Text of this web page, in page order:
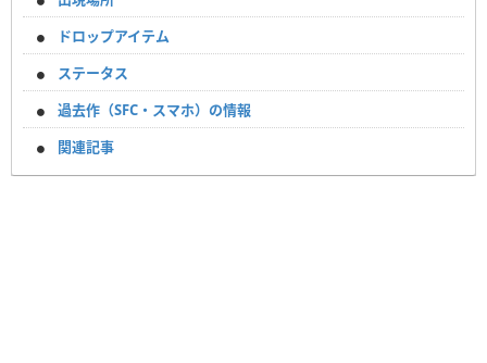
ドロップアイテム
ステータス
過去作（SFC・スマホ）の情報
関連記事